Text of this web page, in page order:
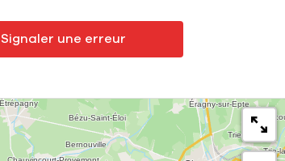
Signaler une erreur